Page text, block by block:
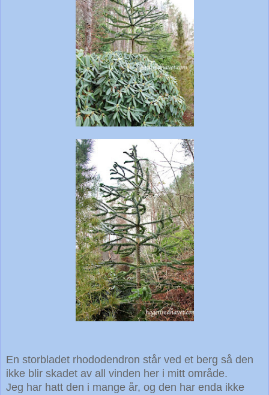
En storbladet rhododendron står ved et berg så den
ikke blir skadet av all vinden her i mitt område.
Jeg har hatt den i mange år, og den har enda ikke